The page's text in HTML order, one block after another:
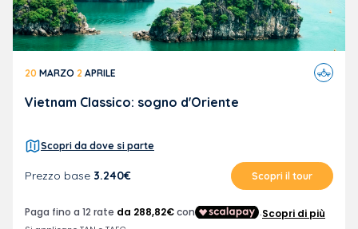
20 MARZO 2 APRILE
Viaggi
in
Vietnam Classico: sogno d'Oriente
Scopri da dove si parte
Prezzo base 3.240€ Scopri il tour